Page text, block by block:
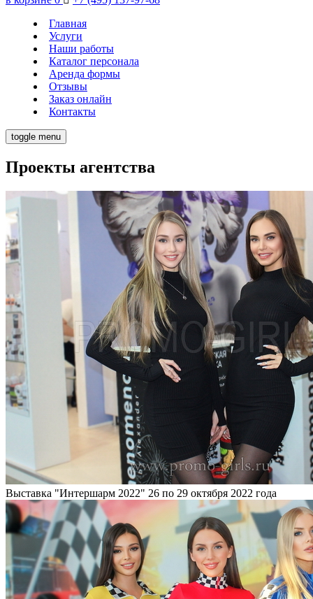
Главная
Услуги
Наши работы
Каталог персонала
Аренда формы
Отзывы
Заказ онлайн
Контакты
toggle menu
Проекты агентства
Выставка "Интершарм 2022" 26 по 29 октября 2022 года